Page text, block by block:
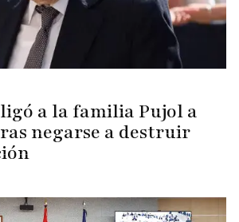
a la familia Pujol a
negarse a destruir